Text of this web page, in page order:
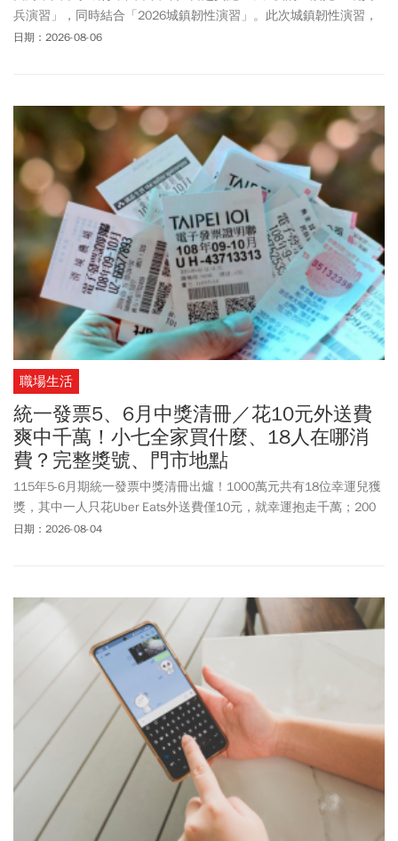
兵演習」，同時結合「2026城鎮韌性演習」。此次城鎮韌性演習，
分別於高雄及屏東、新北及宜蘭共同演習，8/7至8/13期間，全國分
8/13在中、北部，也將實施行動網路降速30分鐘演練。民眾若不遵
守管制，各地方政府得以《民防法》第25條，裁處新台幣3萬元以
上、15萬元以下罰鍰。舉行防空演習的時間，外送平台Uber Eats、
foodpanda
會有影響嗎？一文整理防空演習該注意的事。
日期：2026-08-06
職場生活
統一發票5、6月中獎清冊／花10元外送費
爽中千萬！小七全家買什麼、18人在哪消
費？完整獎號、門市地點
115年5-6月期統一發票中獎清冊出爐！1000萬元共有18位幸運兒獲
獎，其中一人只花Uber Eats外送費僅10元，就幸運抱走千萬；200
萬元特獎則有22張發票。超商中獎發票部分，711開出1張千萬與4
20萬元3組分別為「24121106」、「28589937」、
日期：2026-08-04